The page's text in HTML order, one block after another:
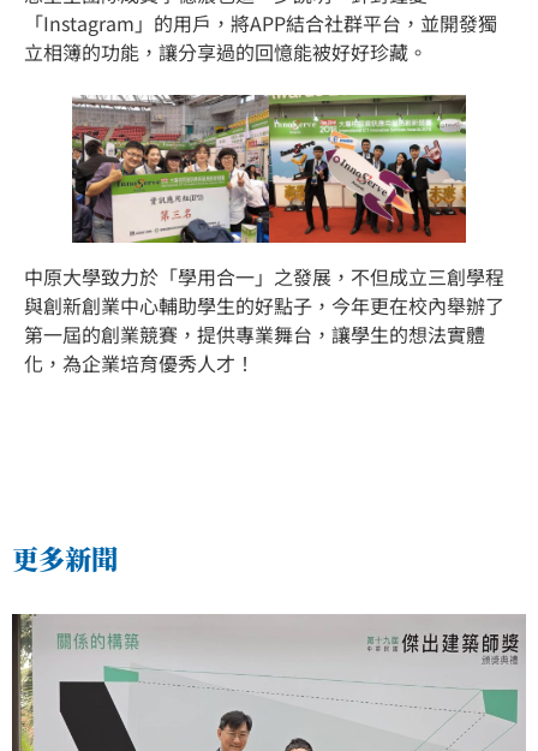
「Instagram」的用戶，將APP結合社群平台，並開發獨
立相簿的功能，讓分享過的回憶能被好好珍藏。
中原大學致力於「學用合一」之發展，不但成立三創學程
與創新創業中心輔助學生的好點子，今年更在校內舉辦了
第一屆的創業競賽，提供專業舞台，讓學生的想法實體
化，為企業培育優秀人才！
更多新聞